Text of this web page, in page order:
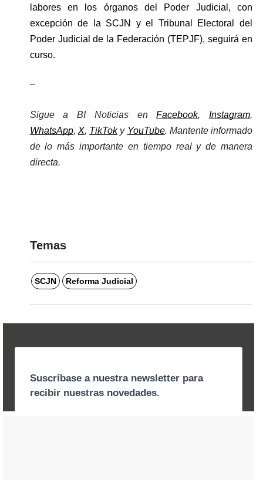
labores en los órganos del Poder Judicial, con
excepción de la SCJN y el Tribunal Electoral del
Poder Judicial de la Federación (TEPJF), seguirá en
curso.
Sigue a BI Noticias en Facebook, Instagram,
WhatsApp, X, TikTok y YouTube. Mantente informado
de lo más importante en tiempo real y de manera
directa.
Temas
SCJN Reforma Judicial